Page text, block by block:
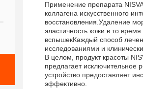
Применение препарата
коллагена искусственного
восстановления.Удаление
эластичность кожи.в то
вспышекКаждый способ
исследованиями и
В целом, продукт красоты
предлагает исключительное
устройство предоставляет
эффективно.